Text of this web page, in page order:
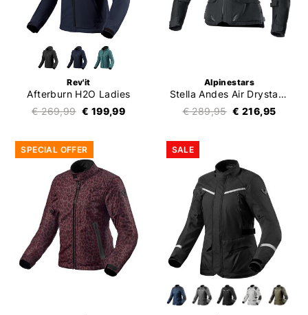
Rev'it
Afterburn H2O Ladies
€ 269,99 € 199,99
Alpinestars
Stella Andes Air Drystar Jacket
€ 289,95 € 216,95
SPECIAL OFFER SALE